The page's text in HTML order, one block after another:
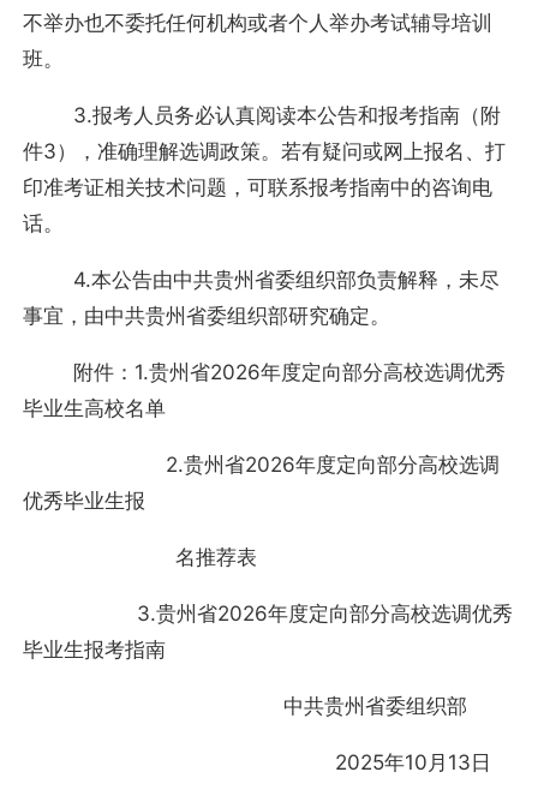
不举办也不委托任何机构或者个人举办考试辅导培训
班。
3.报考人员务必认真阅读本公告和报考指南（附
件3），准确理解选调政策。若有疑问或网上报名、打
印准考证相关技术问题，可联系报考指南中的咨询电
话。
4.本公告由中共贵州省委组织部负责解释，未尽
事宜，由中共贵州省委组织部研究确定。
附件：1.贵州省2026年度定向部分高校选调优秀
毕业生高校名单
2.贵州省2026年度定向部分高校选调
优秀毕业生报
名推荐表
3.贵州省2026年度定向部分高校选调优秀
毕业生报考指南
中共贵州省委组织部
2025年10月13日